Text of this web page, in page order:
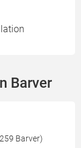
Barver
Barver)